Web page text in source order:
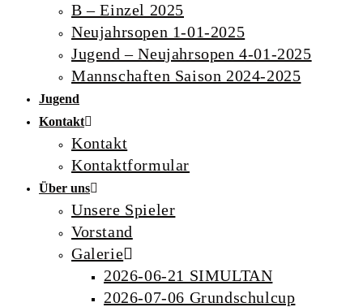
B – Einzel 2025
Neujahrsopen 1-01-2025
Jugend – Neujahrsopen 4-01-2025
Mannschaften Saison 2024-2025
Jugend
Kontakt
Kontakt
Kontaktformular
Über uns
Unsere Spieler
Vorstand
Galerie
2026-06-21 SIMULTAN
2026-07-06 Grundschulcup